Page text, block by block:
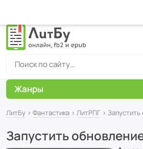
ЛитБу › Фантастика › ЛитРПГ ›
Запустить
Жанры